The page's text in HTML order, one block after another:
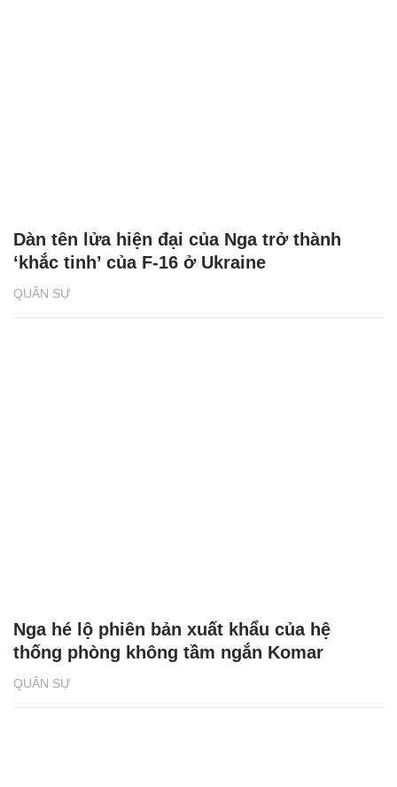
QUÂN SỰ
Dàn tên lửa hiện đại của Nga trở thành
‘khắc tinh’ của F-16 ở Ukraine
QUÂN SỰ
Nga hé lộ phiên bản xuất khẩu của hệ
thống phòng không tầm ngắn Komar